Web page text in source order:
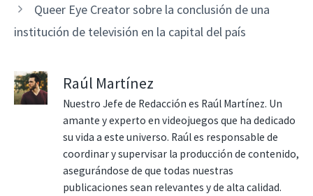
Queer Eye Creator sobre la conclusión de una
institución de televisión en la capital del país
Raúl Martínez
Nuestro Jefe de Redacción es Raúl Martínez. Un
amante y experto en videojuegos que ha dedicado
su vida a este universo. Raúl es responsable de
coordinar y supervisar la producción de contenido,
asegurándose de que todas nuestras
publicaciones sean relevantes y de alta calidad.